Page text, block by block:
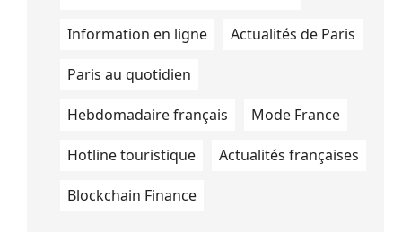
Information en ligne Actualités de Paris
Paris au quotidien
Hebdomadaire français Mode France
Hotline touristique Actualités françaises
Blockchain Finance